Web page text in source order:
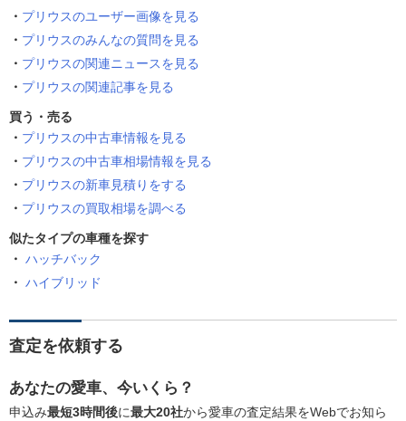
プリウスのユーザー画像を見る
プリウスのみんなの質問を見る
プリウスの関連ニュースを見る
プリウスの関連記事を見る
買う・売る
プリウスの中古車情報を見る
プリウスの中古車相場情報を見る
プリウスの新車見積りをする
プリウスの買取相場を調べる
似たタイプの車種を探す
ハッチバック
ハイブリッド
査定を依頼する
あなたの愛車、今いくら？
申込み最短3時間後に最大20社から愛車の査定結果をWebでお知ら